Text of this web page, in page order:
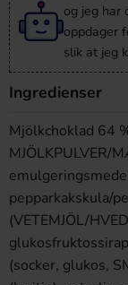
og jeg har
oppdager
slik at jeg
Ingredienser
Mjölkchoklad 64
MJÖLKPULVER/
pepparkakskula/
(VETEMJÖL/
(socker, glukos,